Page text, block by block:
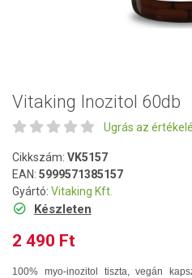
Vitaking Inozitol 60db
Ugrás az
Cikkszám: VK5157
EAN: 5999571385157
Gyártó: Vitaking Kft.
Készleten
2 490 Ft
100% myo-inozitol tiszta, vegán